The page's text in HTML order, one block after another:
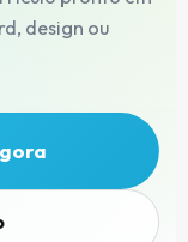
design ou